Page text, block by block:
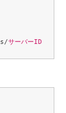
サーバーID